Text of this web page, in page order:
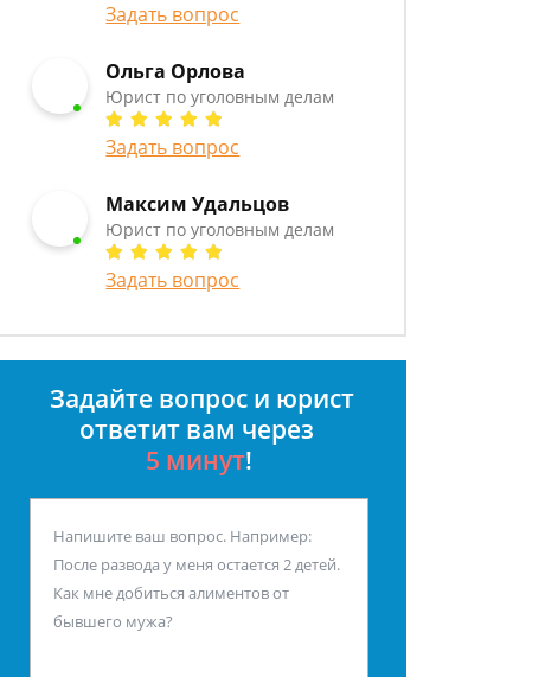
Задать вопрос
Ольга Орлова
Юрист по уголовным делам
Задать вопрос
Максим Удальцов
Юрист по уголовным делам
Задать вопрос
Задайте вопрос и юрист
ответит вам через
5 минут!